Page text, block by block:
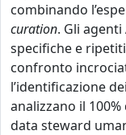
combinando
curation. Gli
specifiche e
confronto
l’identificazione
analizzano il
data steward